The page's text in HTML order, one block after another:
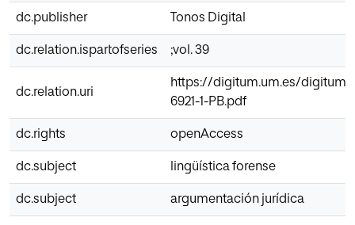
dc.publisher Tonos Digital
dc.relation.ispartofseries ;vol. 39
dc.relation.uri
https://digitum.um.es/digitum/
6921-1-PB.pdf
dc.rights openAccess
dc.subject lingüística forense
dc.subject argumentación jurídica